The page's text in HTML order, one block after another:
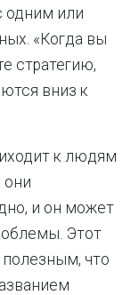
одним или
«Когда вы
стратегию,
вниз к
к людям
они
и он может
Этот
полезным, что